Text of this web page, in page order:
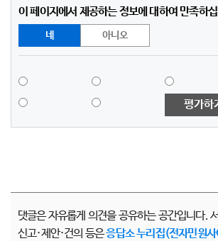
이 페이지에서 제공하는 정보에 대하여 만족하
네 아니오
평가하
댓글은 자유롭게 의견을 공유하는 공간입니다.
신고·제안·건의 등은응답소 누리집(전자민원